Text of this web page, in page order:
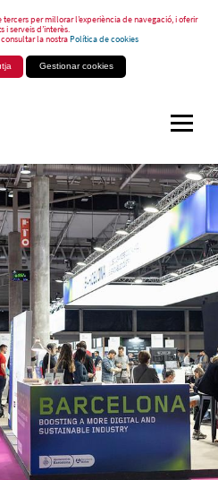
per millorar l’experiència de navegació, i oferir
i serveis d’interès.
la nostraPolítica de cookies
Gestionar cookies